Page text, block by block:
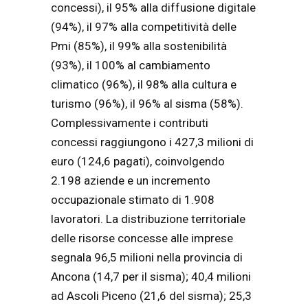
concessi), il 95% alla diffusione digitale
(94%), il 97% alla competitività delle
Pmi (85%), il 99% alla sostenibilità
(93%), il 100% al cambiamento
climatico (96%), il 98% alla cultura e
turismo (96%), il 96% al sisma (58%).
Complessivamente i contributi
concessi raggiungono i 427,3 milioni di
euro (124,6 pagati), coinvolgendo
2.198 aziende e un incremento
occupazionale stimato di 1.908
lavoratori. La distribuzione territoriale
delle risorse concesse alle imprese
segnala 96,5 milioni nella provincia di
Ancona (14,7 per il sisma); 40,4 milioni
ad Ascoli Piceno (21,6 del sisma); 25,3